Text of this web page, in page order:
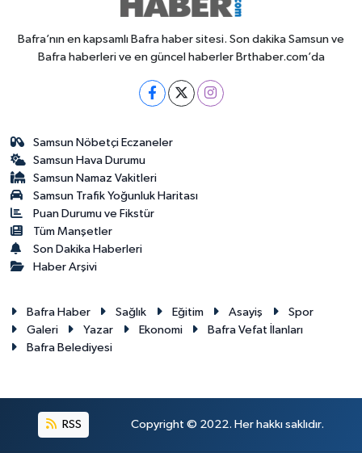
Bafra’nın en kapsamlı Bafra haber sitesi. Son dakika Samsun ve
Bafra haberleri ve en güncel haberler Brthaber.com’da
Samsun Nöbetçi Eczaneler
Samsun Hava Durumu
Samsun Namaz Vakitleri
Samsun Trafik Yoğunluk Haritası
Puan Durumu ve Fikstür
Tüm Manşetler
Son Dakika Haberleri
Haber Arşivi
Bafra Haber Sağlık Eğitim Asayiş
Spor
Galeri
Yazar Ekonomi
Bafra Vefat İlanları
Bafra Belediyesi
RSS Copyright © 2022. Her hakkı saklıdır.